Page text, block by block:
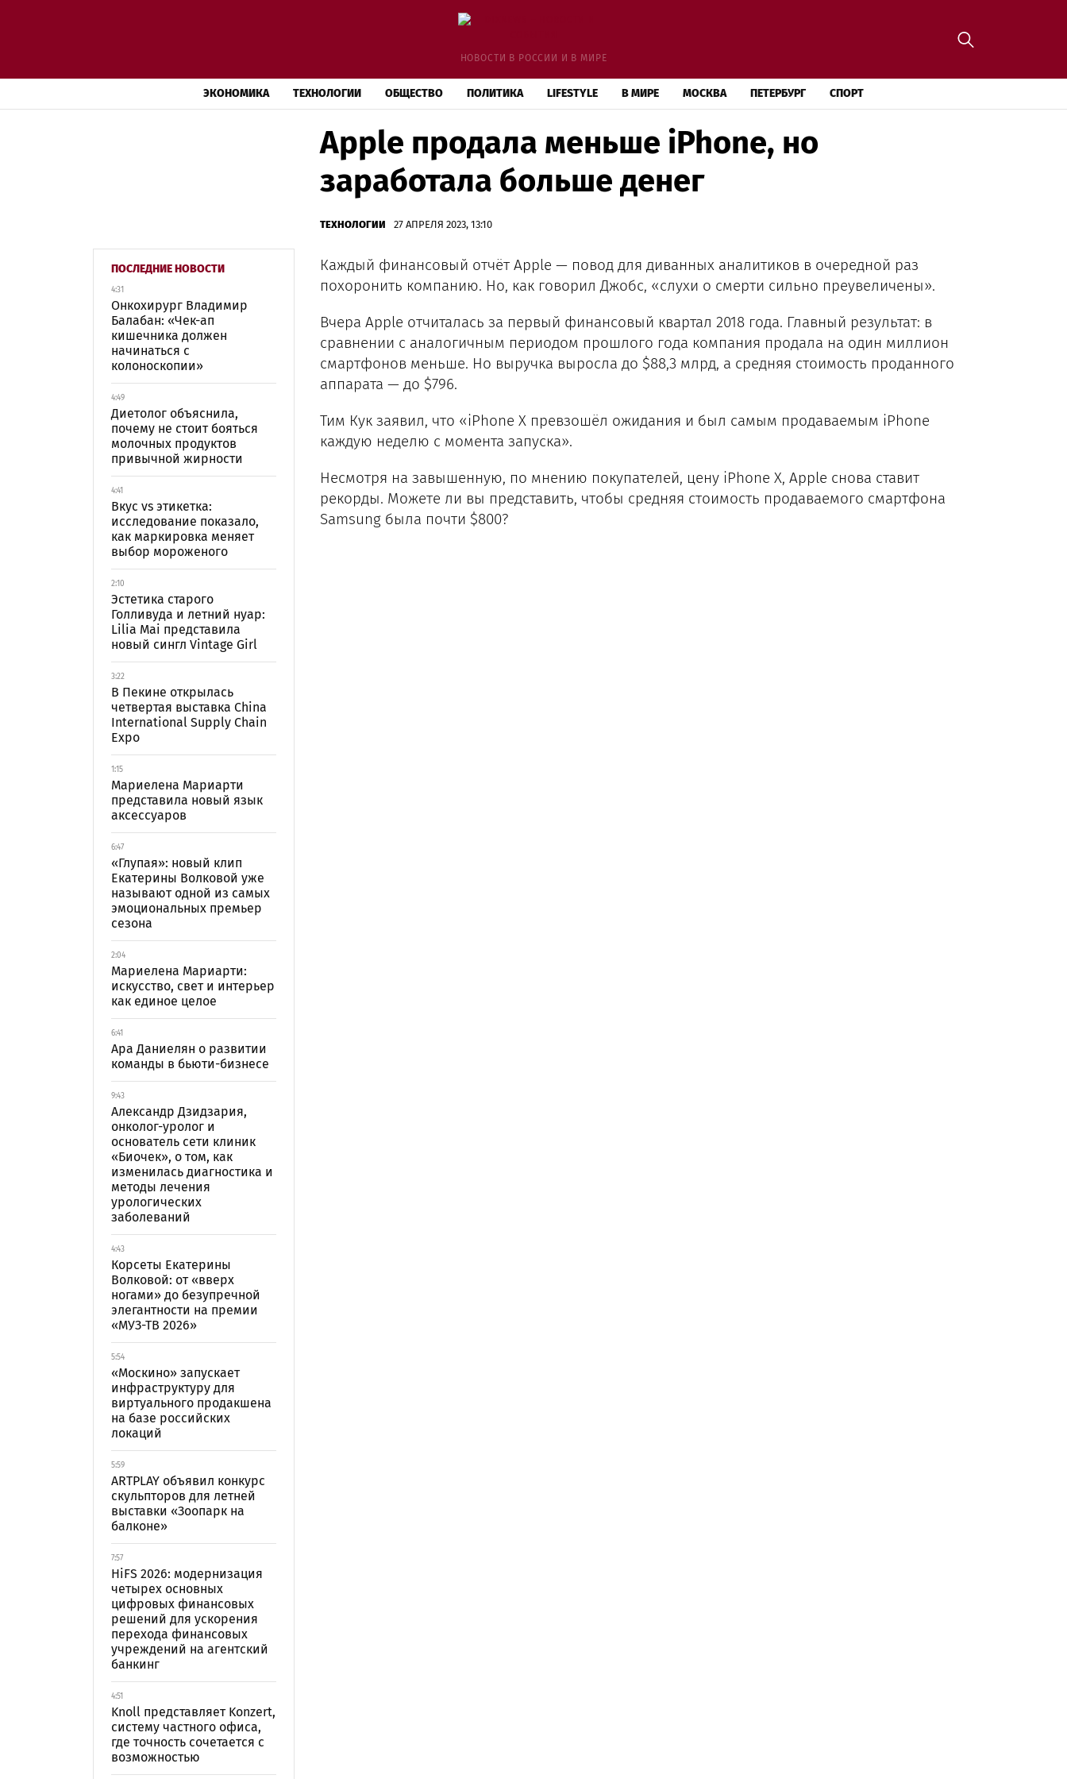
НОВОСТИ В РОССИИ И В МИРЕ
ЭКОНОМИКА ТЕХНОЛОГИИ ОБЩЕСТВО ПОЛИТИКА LIFESTYLE В МИРЕ МОСКВА ПЕТЕРБУРГ СПОРТ
Apple продала меньше iPhone, но
заработала больше денег
ТЕХНОЛОГИИ 27 АПРЕЛЯ 2023, 13:10
ПОСЛЕДНИЕ НОВОСТИ
4:31
Онкохирург Владимир
Балабан: «Чек-ап
кишечника должен
начинаться с
колоноскопии»
4:49
Диетолог объяснила,
почему не стоит бояться
молочных продуктов
привычной жирности
4:41
Вкус vs этикетка:
исследование показало,
как маркировка меняет
выбор мороженого
2:10
Эстетика старого
Голливуда и летний нуар:
Lilia Mai представила
новый сингл Vintage Girl
3:22
В Пекине открылась
четвертая выставка China
International Supply Chain
Expo
1:15
Мариелена Мариарти
представила новый язык
аксессуаров
6:47
«Глупая»: новый клип
Екатерины Волковой уже
называют одной из самых
эмоциональных премьер
сезона
2:04
Мариелена Мариарти:
искусство, свет и интерьер
как единое целое
6:41
Ара Даниелян о развитии
команды в бьюти-бизнесе
9:43
Александр Дзидзария,
онколог-уролог и
основатель сети клиник
«Биочек», о том, как
изменилась диагностика и
методы лечения
урологических
заболеваний
4:43
Корсеты Екатерины
Волковой: от «вверх
ногами» до безупречной
элегантности на премии
«МУЗ-ТВ 2026»
5:54
«Москино» запускает
инфраструктуру для
виртуального продакшена
на базе российских
локаций
5:59
ARTPLAY объявил конкурс
скульпторов для летней
выставки «Зоопарк на
балконе»
7:57
HiFS 2026: модернизация
четырех основных
цифровых финансовых
решений для ускорения
перехода финансовых
учреждений на агентский
банкинг
4:51
Knoll представляет Konzert,
систему частного офиса,
где точность сочетается с
возможностью
Каждый финансовый отчёт Apple — повод для диванных аналитиков в очередной раз
похоронить компанию. Но, как говорил Джобс, «слухи о смерти сильно преувеличены».
Вчера Apple отчиталась за первый финансовый квартал 2018 года. Главный результат: в
сравнении с аналогичным периодом прошлого года компания продала на один миллион
смартфонов меньше. Но выручка выросла до $88,3 млрд, а средняя стоимость проданного
аппарата — до $796.
Тим Кук заявил, что «iPhone X превзошёл ожидания и был самым продаваемым iPhone
каждую неделю с момента запуска».
Несмотря на завышенную, по мнению покупателей, цену iPhone X, Apple снова ставит
рекорды. Можете ли вы представить, чтобы средняя стоимость продаваемого смартфона
Samsung была почти $800?